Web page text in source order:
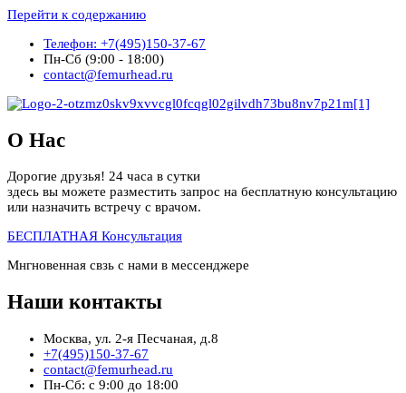
Перейти к содержанию
Телефон: +7(495)150-37-67
Пн-Сб (9:00 - 18:00)
contact@femurhead.ru
О Нас
Дорогие друзья! 24 часа в сутки
здесь вы можете разместить запрос на бесплатную консультацию
или назначить встречу с врачом.
БЕСПЛАТНАЯ Консультация
Мнгновенная свзь с нами в мессенджере
Наши контакты
Москва, ул. 2-я Песчаная, д.8
+7(495)150-37-67
contact@femurhead.ru
Пн-Сб: с 9:00 до 18:00